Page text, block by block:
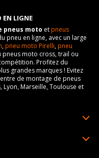
EN LIGNE
pneus moto etpneus
pneu en ligne, avec un large
,pneu moto Pirelli,pneu
pneus moto cross, trail ou
Profitez du
grandes marques ! Evitez
de montage de pneus
Lyon, Marseille, Toulouse et